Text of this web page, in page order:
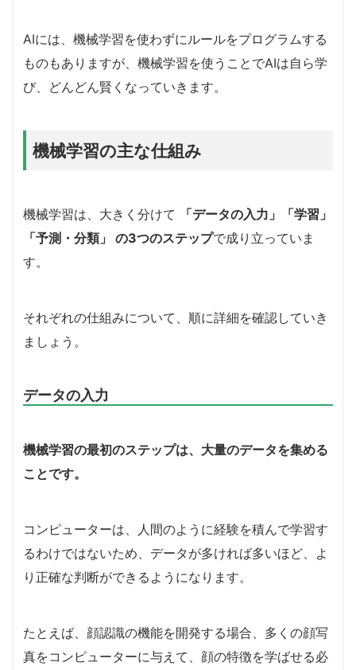
AIには、機械学習を使わずにルールをプログラムする
ものもありますが、機械学習を使うことでAIは自ら学
び、どんどん賢くなっていきます。
機械学習の主な仕組み
機械学習は、大きく分けて
「データの入力」「学習」
「予測・分類」 の3つのステップで成り立っていま
す。
それぞれの仕組みについて、順に詳細を確認していき
ましょう。
データの入力
機械学習の最初のステップは、大量のデータを集める
ことです。
コンピューターは、人間のように経験を積んで学習す
るわけではないため、データが多ければ多いほど、よ
り正確な判断ができるようになります。
たとえば、顔認識の機能を開発する場合、多くの顔写
真をコンピューターに与えて、顔の特徴を学ばせる必